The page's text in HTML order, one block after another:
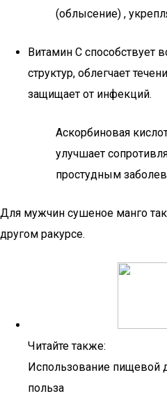
(облысение) ,
Витамин С способствует
структур, облегчает
защищает от инфекций.
Аскорбиновая
улучшает
простудным
Для мужчин сушеное манго
другом ракурсе.
Читайте также:
Использование пищевой
польза